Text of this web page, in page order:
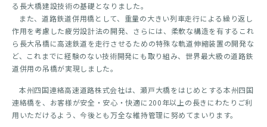
る長大橋建設技術の基礎となりました。
また、道路鉄道併用橋として、重量の大きい列車走行による繰り返し
作用を考慮した疲労設計法の開発、さらには、柔軟な構造を有するこれ
ら長大吊橋に高速鉄道を走行させるための特殊な軌道伸縮装置の開発な
ど、これまでに経験のない技術開発にも取り組み、世界最大級の道路鉄
道併用の吊橋が実現しました。
本州四国連絡高速道路株式会社は、瀬戸大橋をはじめとする本州四国
連絡橋を、お客様が安全・安心・快適に200年以上の長きにわたりご利
用いただけるよう、今後とも万全な維持管理に努めてまいります。